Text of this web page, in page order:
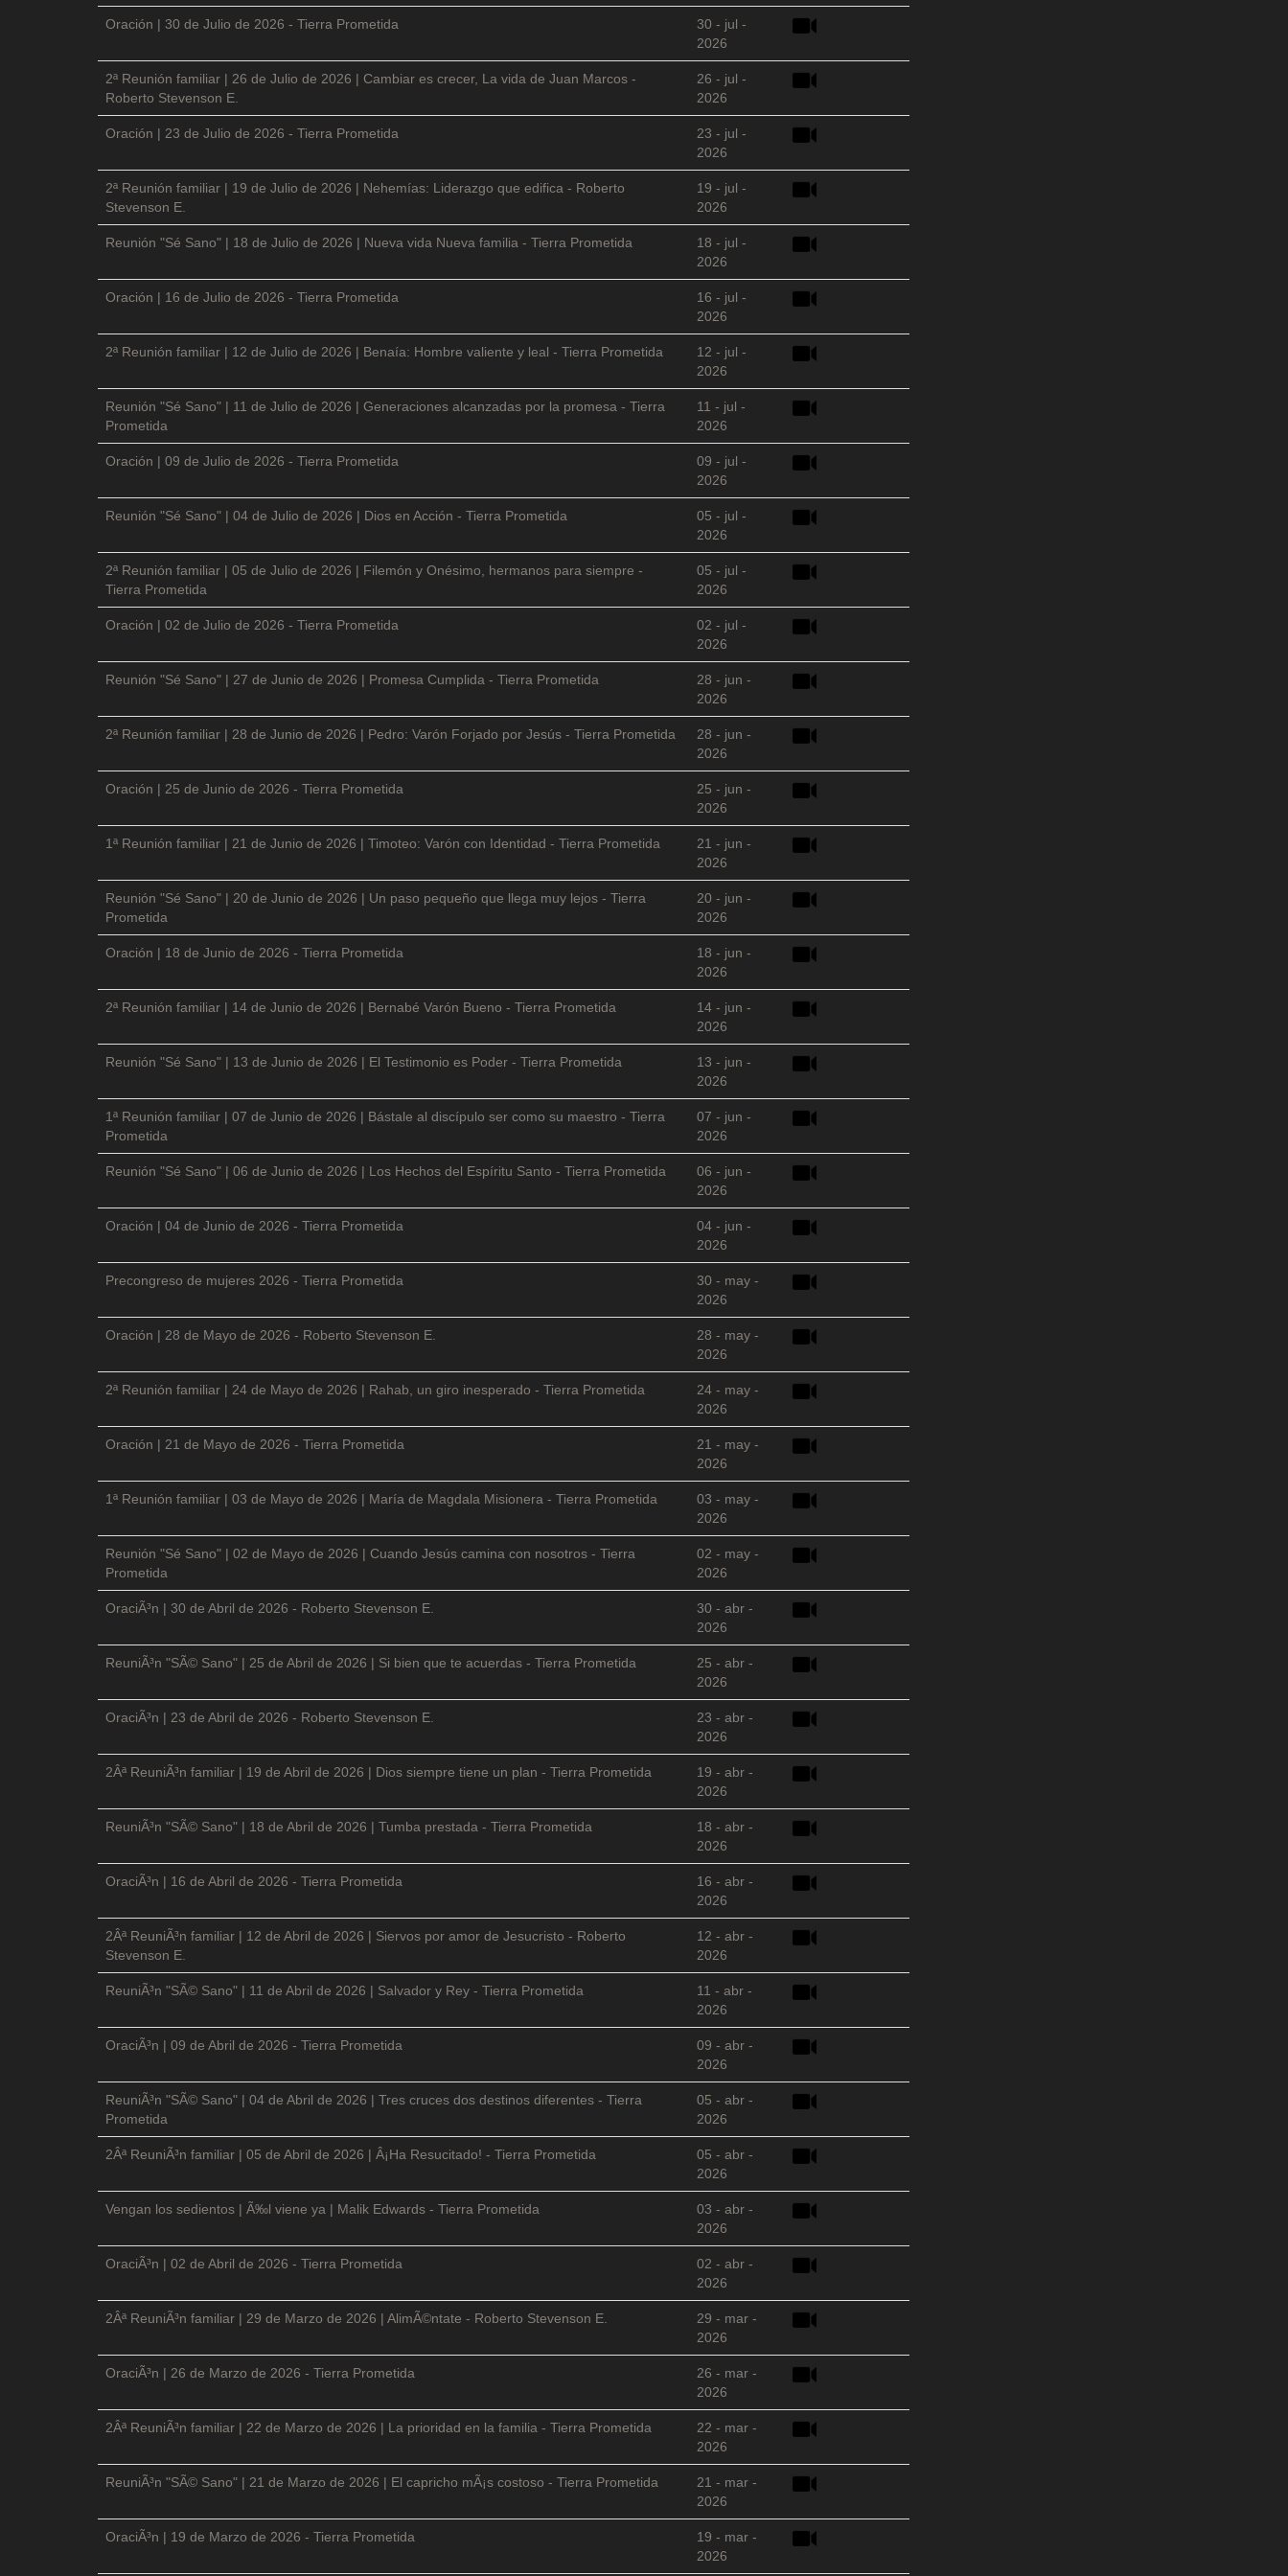
Oración | 30 de Julio de 2026 - Tierra Prometida
30 - jul -
2026
2ª Reunión familiar | 26 de Julio de 2026 | Cambiar es crecer, La vida de Juan Marcos -
Roberto Stevenson E.
26 - jul -
2026
Oración | 23 de Julio de 2026 - Tierra Prometida
23 - jul -
2026
2ª Reunión familiar | 19 de Julio de 2026 | Nehemías: Liderazgo que edifica - Roberto
Stevenson E.
19 - jul -
2026
Reunión "Sé Sano" | 18 de Julio de 2026 | Nueva vida Nueva familia - Tierra Prometida
18 - jul -
2026
Oración | 16 de Julio de 2026 - Tierra Prometida
16 - jul -
2026
2ª Reunión familiar | 12 de Julio de 2026 | Benaía: Hombre valiente y leal - Tierra Prometida
12 - jul -
2026
Reunión "Sé Sano" | 11 de Julio de 2026 | Generaciones alcanzadas por la promesa - Tierra
Prometida
11 - jul -
2026
Oración | 09 de Julio de 2026 - Tierra Prometida
09 - jul -
2026
Reunión "Sé Sano" | 04 de Julio de 2026 | Dios en Acción - Tierra Prometida
05 - jul -
2026
2ª Reunión familiar | 05 de Julio de 2026 | Filemón y Onésimo, hermanos para siempre -
Tierra Prometida
05 - jul -
2026
Oración | 02 de Julio de 2026 - Tierra Prometida
02 - jul -
2026
Reunión "Sé Sano" | 27 de Junio de 2026 | Promesa Cumplida - Tierra Prometida
28 - jun -
2026
2ª Reunión familiar | 28 de Junio de 2026 | Pedro: Varón Forjado por Jesús - Tierra Prometida
28 - jun -
2026
Oración | 25 de Junio de 2026 - Tierra Prometida
25 - jun -
2026
1ª Reunión familiar | 21 de Junio de 2026 | Timoteo: Varón con Identidad - Tierra Prometida
21 - jun -
2026
Reunión "Sé Sano" | 20 de Junio de 2026 | Un paso pequeño que llega muy lejos - Tierra
Prometida
20 - jun -
2026
Oración | 18 de Junio de 2026 - Tierra Prometida
18 - jun -
2026
2ª Reunión familiar | 14 de Junio de 2026 | Bernabé Varón Bueno - Tierra Prometida
14 - jun -
2026
Reunión "Sé Sano" | 13 de Junio de 2026 | El Testimonio es Poder - Tierra Prometida
13 - jun -
2026
1ª Reunión familiar | 07 de Junio de 2026 | Bástale al discípulo ser como su maestro - Tierra
Prometida
07 - jun -
2026
Reunión "Sé Sano" | 06 de Junio de 2026 | Los Hechos del Espíritu Santo - Tierra Prometida
06 - jun -
2026
Oración | 04 de Junio de 2026 - Tierra Prometida
04 - jun -
2026
Precongreso de mujeres 2026 - Tierra Prometida
30 - may -
2026
Oración | 28 de Mayo de 2026 - Roberto Stevenson E.
28 - may -
2026
2ª Reunión familiar | 24 de Mayo de 2026 | Rahab, un giro inesperado - Tierra Prometida
24 - may -
2026
Oración | 21 de Mayo de 2026 - Tierra Prometida
21 - may -
2026
1ª Reunión familiar | 03 de Mayo de 2026 | María de Magdala Misionera - Tierra Prometida
03 - may -
2026
Reunión "Sé Sano" | 02 de Mayo de 2026 | Cuando Jesús camina con nosotros - Tierra
Prometida
02 - may -
2026
OraciÃ³n | 30 de Abril de 2026 - Roberto Stevenson E.
30 - abr -
2026
ReuniÃ³n "SÃ© Sano" | 25 de Abril de 2026 | Si bien que te acuerdas - Tierra Prometida
25 - abr -
2026
OraciÃ³n | 23 de Abril de 2026 - Roberto Stevenson E.
23 - abr -
2026
2Âª ReuniÃ³n familiar | 19 de Abril de 2026 | Dios siempre tiene un plan - Tierra Prometida
19 - abr -
2026
ReuniÃ³n "SÃ© Sano" | 18 de Abril de 2026 | Tumba prestada - Tierra Prometida
18 - abr -
2026
OraciÃ³n | 16 de Abril de 2026 - Tierra Prometida
16 - abr -
2026
2Âª ReuniÃ³n familiar | 12 de Abril de 2026 | Siervos por amor de Jesucristo - Roberto
Stevenson E.
12 - abr -
2026
ReuniÃ³n "SÃ© Sano" | 11 de Abril de 2026 | Salvador y Rey - Tierra Prometida
11 - abr -
2026
OraciÃ³n | 09 de Abril de 2026 - Tierra Prometida
09 - abr -
2026
ReuniÃ³n "SÃ© Sano" | 04 de Abril de 2026 | Tres cruces dos destinos diferentes - Tierra
Prometida
05 - abr -
2026
2Âª ReuniÃ³n familiar | 05 de Abril de 2026 | Â¡Ha Resucitado! - Tierra Prometida
05 - abr -
2026
Vengan los sedientos | Ã‰l viene ya | Malik Edwards - Tierra Prometida
03 - abr -
2026
OraciÃ³n | 02 de Abril de 2026 - Tierra Prometida
02 - abr -
2026
2Âª ReuniÃ³n familiar | 29 de Marzo de 2026 | AlimÃ©ntate - Roberto Stevenson E.
29 - mar -
2026
OraciÃ³n | 26 de Marzo de 2026 - Tierra Prometida
26 - mar -
2026
2Âª ReuniÃ³n familiar | 22 de Marzo de 2026 | La prioridad en la familia - Tierra Prometida
22 - mar -
2026
ReuniÃ³n "SÃ© Sano" | 21 de Marzo de 2026 | El capricho mÃ¡s costoso - Tierra Prometida
21 - mar -
2026
OraciÃ³n | 19 de Marzo de 2026 - Tierra Prometida
19 - mar -
2026